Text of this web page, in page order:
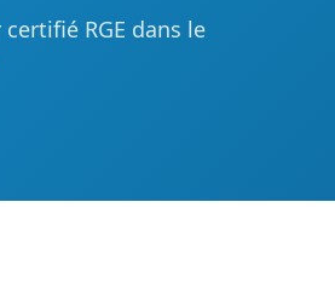
RGE dans le